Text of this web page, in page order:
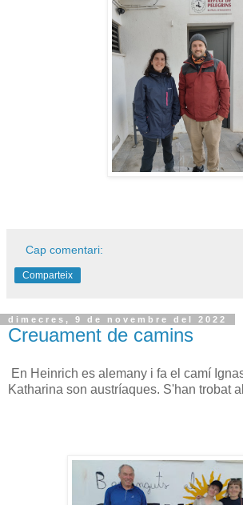
Cap comentari:
Comparteix
dimecres, 9 de novembre del 2022
Creuament de camins
En Heinrich es alemany i fa el camí
Katharina son austríaques. S'han trobat